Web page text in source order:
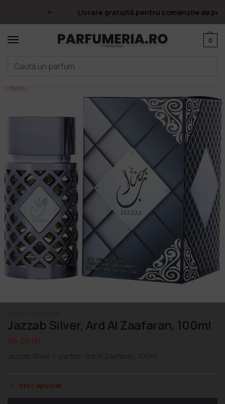
Livrare gratuită pentru comenzile de
0
Prima pagină / Parfumuri
NOU!
Jazzab Silver, Ard Al Zaafaran, 100ml
86,00 lei
Stoc epuizat